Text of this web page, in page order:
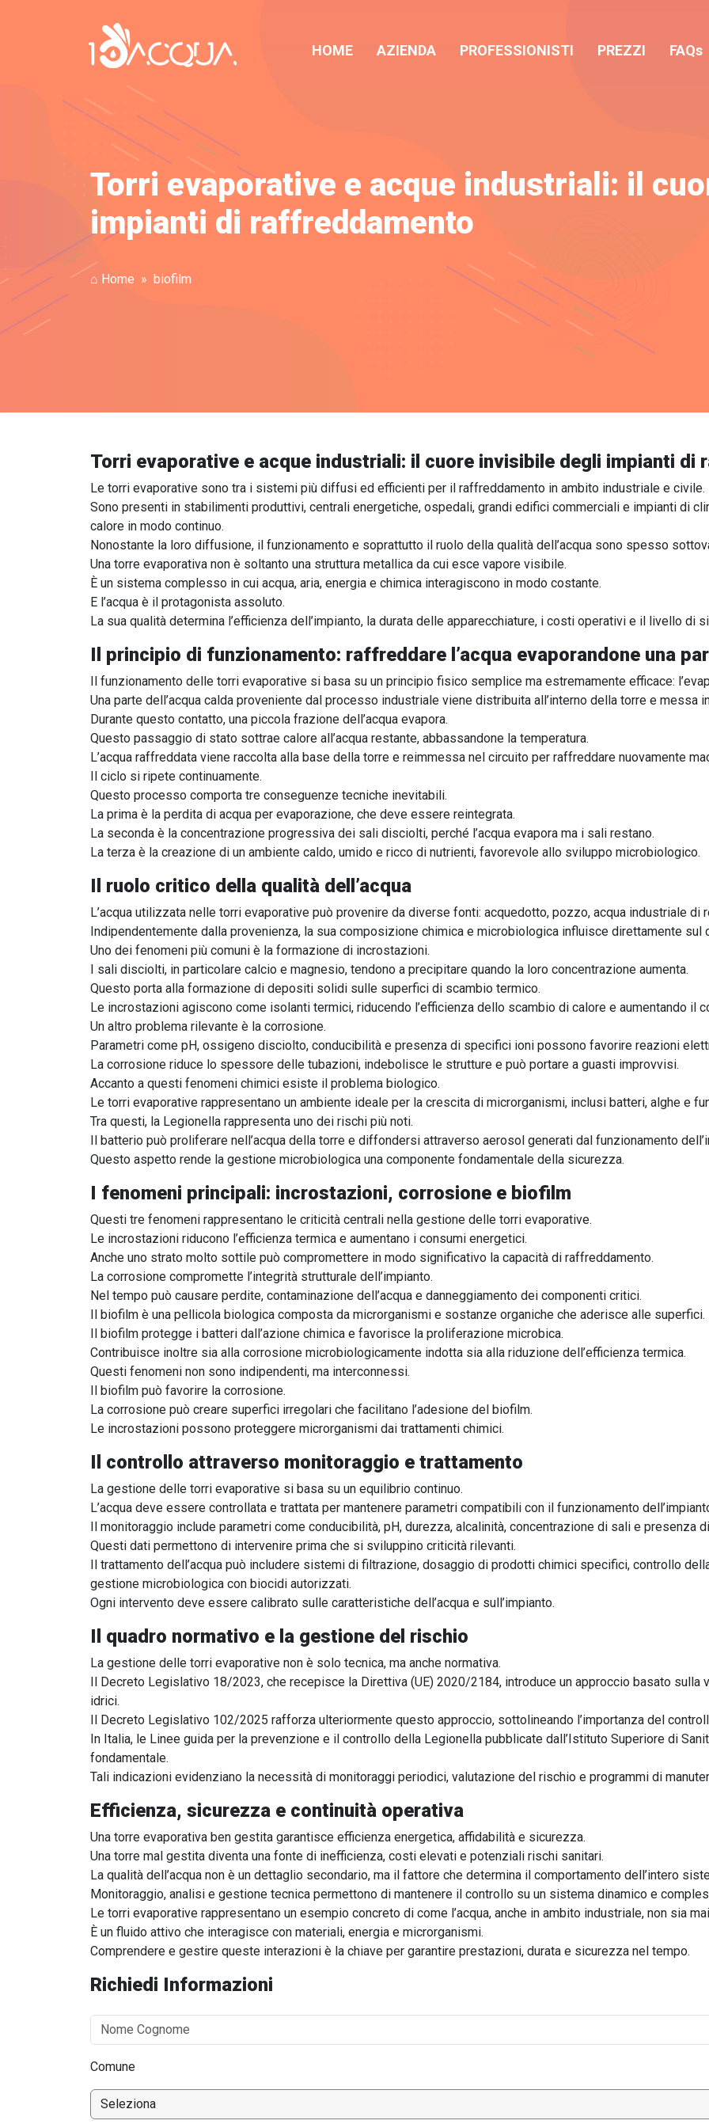
HOME AZIENDA PROFESSIONISTI PREZZI FAQs
Torri evaporative e acque industriali: il
impianti di raffreddamento
⌂ Home biofilm
Torri evaporative e acque industriali: il cuore invisibile degli impianti di
Le torri evaporative sono tra i sistemi più diffusi ed efficienti per il raffreddamento in ambito industriale e civile.
Sono presenti in stabilimenti produttivi, centrali energetiche, ospedali, grandi edifici commerciali e impianti di
calore in modo continuo.
Nonostante la loro diffusione, il funzionamento e soprattutto il ruolo della qualità dell’acqua sono spesso
Una torre evaporativa non è soltanto una struttura metallica da cui esce vapore visibile.
È un sistema complesso in cui acqua, aria, energia e chimica interagiscono in modo costante.
E l’acqua è il protagonista assoluto.
La sua qualità determina l’efficienza dell’impianto, la durata delle apparecchiature, i costi operativi e il livello di
Il principio di funzionamento: raffreddare l’acqua evaporandone una
Il funzionamento delle torri evaporative si basa su un principio fisico semplice ma estremamente efficace:
Una parte dell’acqua calda proveniente dal processo industriale viene distribuita all’interno della torre e messa
Durante questo contatto, una piccola frazione dell’acqua evapora.
Questo passaggio di stato sottrae calore all’acqua restante, abbassandone la temperatura.
L’acqua raffreddata viene raccolta alla base della torre e reimmessa nel circuito per raffreddare nuovamente
Il ciclo si ripete continuamente.
Questo processo comporta tre conseguenze tecniche inevitabili.
La prima è la perdita di acqua per evaporazione, che deve essere reintegrata.
La seconda è la concentrazione progressiva dei sali disciolti, perché l’acqua evapora ma i sali restano.
La terza è la creazione di un ambiente caldo, umido e ricco di nutrienti, favorevole allo sviluppo microbiologico.
Il ruolo critico della qualità dell’acqua
L’acqua utilizzata nelle torri evaporative può provenire da diverse fonti: acquedotto, pozzo, acqua industriale di
Indipendentemente dalla provenienza, la sua composizione chimica e microbiologica influisce direttamente sul
Uno dei fenomeni più comuni è la formazione di incrostazioni.
I sali disciolti, in particolare calcio e magnesio, tendono a precipitare quando la loro concentrazione aumenta.
Questo porta alla formazione di depositi solidi sulle superfici di scambio termico.
Le incrostazioni agiscono come isolanti termici, riducendo l’efficienza dello scambio di calore e aumentando il
Un altro problema rilevante è la corrosione.
Parametri come pH, ossigeno disciolto, conducibilità e presenza di specifici ioni possono favorire reazioni
La corrosione riduce lo spessore delle tubazioni, indebolisce le strutture e può portare a guasti improvvisi.
Accanto a questi fenomeni chimici esiste il problema biologico.
Le torri evaporative rappresentano un ambiente ideale per la crescita di microrganismi, inclusi batteri, alghe e
Tra questi, la Legionella rappresenta uno dei rischi più noti.
Il batterio può proliferare nell’acqua della torre e diffondersi attraverso aerosol generati dal funzionamento
Questo aspetto rende la gestione microbiologica una componente fondamentale della sicurezza.
I fenomeni principali: incrostazioni, corrosione e biofilm
Questi tre fenomeni rappresentano le criticità centrali nella gestione delle torri evaporative.
Le incrostazioni riducono l’efficienza termica e aumentano i consumi energetici.
Anche uno strato molto sottile può compromettere in modo significativo la capacità di raffreddamento.
La corrosione compromette l’integrità strutturale dell’impianto.
Nel tempo può causare perdite, contaminazione dell’acqua e danneggiamento dei componenti critici.
Il biofilm è una pellicola biologica composta da microrganismi e sostanze organiche che aderisce alle superfici.
Il biofilm protegge i batteri dall’azione chimica e favorisce la proliferazione microbica.
Contribuisce inoltre sia alla corrosione microbiologicamente indotta sia alla riduzione dell’efficienza termica.
Questi fenomeni non sono indipendenti, ma interconnessi.
Il biofilm può favorire la corrosione.
La corrosione può creare superfici irregolari che facilitano l’adesione del biofilm.
Le incrostazioni possono proteggere microrganismi dai trattamenti chimici.
Il controllo attraverso monitoraggio e trattamento
La gestione delle torri evaporative si basa su un equilibrio continuo.
L’acqua deve essere controllata e trattata per mantenere parametri compatibili con il funzionamento
Il monitoraggio include parametri come conducibilità, pH, durezza, alcalinità, concentrazione di sali e presenza
Questi dati permettono di intervenire prima che si sviluppino criticità rilevanti.
Il trattamento dell’acqua può includere sistemi di filtrazione, dosaggio di prodotti chimici specifici, controllo
gestione microbiologica con biocidi autorizzati.
Ogni intervento deve essere calibrato sulle caratteristiche dell’acqua e sull’impianto.
Il quadro normativo e la gestione del rischio
La gestione delle torri evaporative non è solo tecnica, ma anche normativa.
Il Decreto Legislativo 18/2023, che recepisce la Direttiva (UE) 2020/2184, introduce un approccio basato
idrici.
Il Decreto Legislativo 102/2025 rafforza ulteriormente questo approccio, sottolineando l’importanza del
In Italia, le Linee guida per la prevenzione e il controllo della Legionella pubblicate dall’Istituto Superiore di
fondamentale.
Tali indicazioni evidenziano la necessità di monitoraggi periodici, valutazione del rischio e programmi di
Efficienza, sicurezza e continuità operativa
Una torre evaporativa ben gestita garantisce efficienza energetica, affidabilità e sicurezza.
Una torre mal gestita diventa una fonte di inefficienza, costi elevati e potenziali rischi sanitari.
La qualità dell’acqua non è un dettaglio secondario, ma il fattore che determina il comportamento dell’intero
Monitoraggio, analisi e gestione tecnica permettono di mantenere il controllo su un sistema dinamico e
Le torri evaporative rappresentano un esempio concreto di come l’acqua, anche in ambito industriale, non sia
È un fluido attivo che interagisce con materiali, energia e microrganismi.
Comprendere e gestire queste interazioni è la chiave per garantire prestazioni, durata e sicurezza nel tempo.
Richiedi Informazioni
Comune